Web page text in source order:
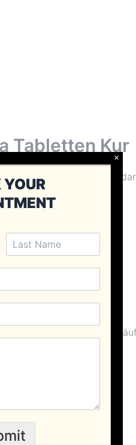
Tabletten Kur
Vorteile mit sich bringen,
Training
der Motivation
ohne Risiken. Zu den
YOUR
×